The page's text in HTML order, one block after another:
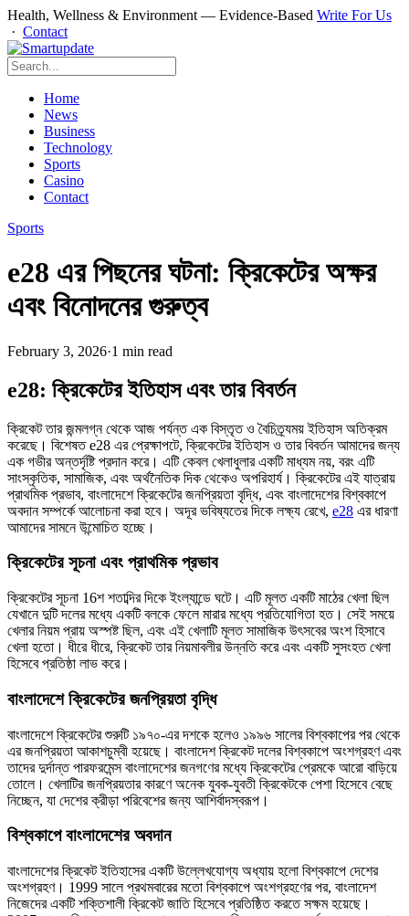
Health, Wellness & Environment — Evidence-Based Write For Us
· Contact
Home
News
Business
Technology
Sports
Casino
Contact
Sports
e28 এর পিছনের ঘটনা: ক্রিকেটের অক্ষর
এবং বিনোদনের গুরুত্ব
February 3, 2026·1 min read
e28: ক্রিকেটের ইতিহাস এবং তার বিবর্তন
ক্রিকেট তার জন্মলগ্ন থেকে আজ পর্যন্ত এক বিস্তৃত ও বৈচিত্র্যময় ইতিহাস অতিক্রম
করেছে। বিশেষত e28 এর প্রেক্ষাপটে, ক্রিকেটের ইতিহাস ও তার বিবর্তন আমাদের জন্য
এক গভীর অন্তর্দৃষ্টি প্রদান করে। এটি কেবল খেলাধুলার একটি মাধ্যম নয়, বরং এটি
সাংস্কৃতিক, সামাজিক, এবং অর্থনৈতিক দিক থেকেও অপরিহার্য। ক্রিকেটের এই যাত্রায়
প্রাথমিক প্রভাব, বাংলাদেশে ক্রিকেটের জনপ্রিয়তা বৃদ্ধি, এবং বাংলাদেশের বিশ্বকাপে
অবদান সম্পর্কে আলোচনা করা হবে। অদূর ভবিষ্যতের দিকে লক্ষ্য রেখে, e28 এর ধারণা
আমাদের সামনে উন্মোচিত হচ্ছে।
ক্রিকেটের সূচনা এবং প্রাথমিক প্রভাব
ক্রিকেটের সূচনা 16শ শতাব্দির দিকে ইংল্যান্ডে ঘটে। এটি মূলত একটি মাঠের খেলা ছিল
যেখানে দুটি দলের মধ্যে একটি বলকে ফেলে মারার মধ্যে প্রতিযোগিতা হত। সেই সময়ে
খেলার নিয়ম প্রায় অস্পষ্ট ছিল, এবং এই খেলাটি মূলত সামাজিক উৎসবের অংশ হিসাবে
খেলা হতো। ধীরে ধীরে, ক্রিকেট তার নিয়মাবলীর উন্নতি করে এবং একটি সুসংহত খেলা
হিসেবে প্রতিষ্ঠা লাভ করে।
বাংলাদেশে ক্রিকেটের জনপ্রিয়তা বৃদ্ধি
বাংলাদেশে ক্রিকেটের শুরুটি ১৯৭০-এর দশকে হলেও ১৯৯৬ সালের বিশ্বকাপের পর থেকে
এর জনপ্রিয়তা আকাশচুম্বী হয়েছে। বাংলাদেশ ক্রিকেট দলের বিশ্বকাপে অংশগ্রহণ এবং
তাদের দুর্দান্ত পারফরমেন্স বাংলাদেশের জনগণের মধ্যে ক্রিকেটের প্রেমকে আরো বাড়িয়ে
তোলে। খেলাটির জনপ্রিয়তার কারণে অনেক যুবক-যুবতী ক্রিকেটকে পেশা হিসেবে বেছে
নিচ্ছেন, যা দেশের ক্রীড়া পরিবেশের জন্য আশির্বাদস্বরূপ।
বিশ্বকাপে বাংলাদেশের অবদান
বাংলাদেশের ক্রিকেট ইতিহাসের একটি উল্লেখযোগ্য অধ্যায় হলো বিশ্বকাপে দেশের
অংশগ্রহণ। 1999 সালে প্রথমবারের মতো বিশ্বকাপে অংশগ্রহণের পর, বাংলাদেশ
নিজেদের একটি শক্তিশালী ক্রিকেট জাতি হিসেবে প্রতিষ্ঠিত করতে সক্ষম হয়েছে।